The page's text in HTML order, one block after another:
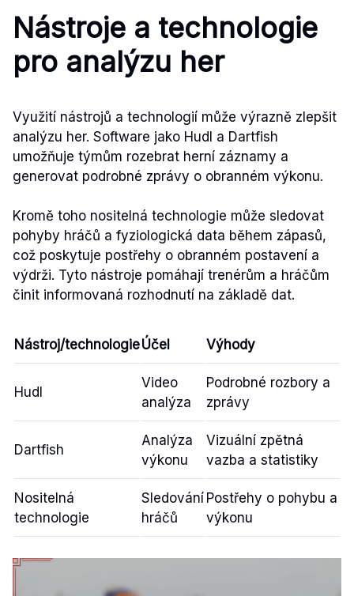
Nástroje a technologie
pro analýzu her
Využití nástrojů a technologií může výrazně zlepšit
analýzu her. Software jako Hudl a Dartfish
umožňuje týmům rozebrat herní záznamy a
generovat podrobné zprávy o obranném výkonu.
Kromě toho nositelná technologie může sledovat
pohyby hráčů a fyziologická data během zápasů,
což poskytuje postřehy o obranném postavení a
výdrži. Tyto nástroje pomáhají trenérům a hráčům
činit informovaná rozhodnutí na základě dat.
Nástroj/technologieÚčel Výhody
Hudl
Video
analýza
Podrobné rozbory a
zprávy
Dartfish
Analýza
výkonu
Vizuální zpětná
vazba a statistiky
Nositelná
technologie
Sledování
hráčů
Postřehy o pohybu a
výkonu